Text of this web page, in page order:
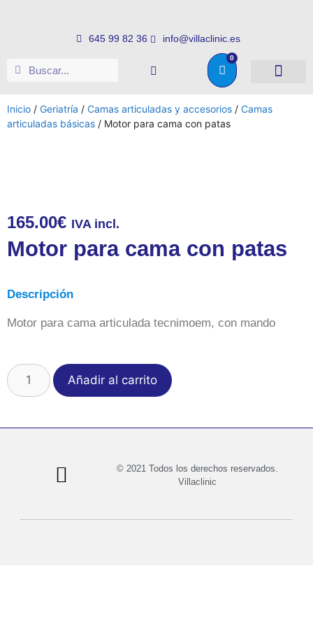
645 99 82 36 info@villaclinic.es
0
Inicio / Geriatría / Camas articuladas y accesorios / Camas
articuladas básicas / Motor para cama con patas
165.00€ IVA incl.
Motor para cama con patas
Descripción
Motor para cama articulada tecnimoem, con mando
Añadir al carrito
© 2021 Todos los derechos reservados.
Villaclinic